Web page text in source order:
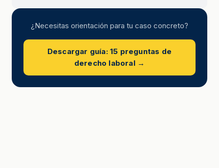
¿Necesitas orientación para tu caso concreto?
Descargar guía: 15 preguntas de
derecho laboral →